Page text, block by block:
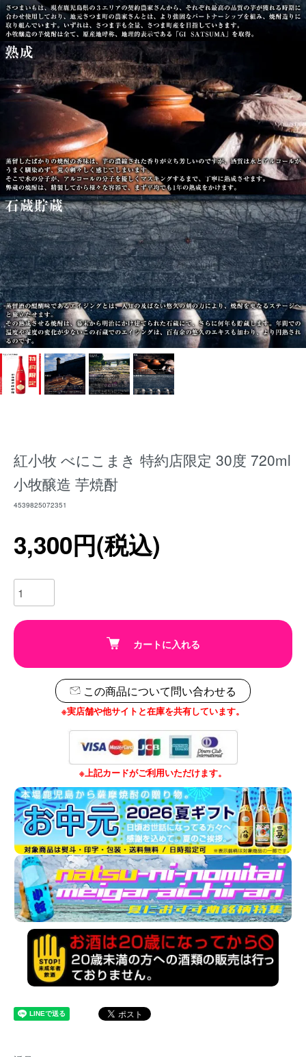
紅小牧 べにこまき 特約店限定 30度 720ml
小牧醸造 芋焼酎
4539825072351
3,300円(税込)
カートに入れる
この商品について問い合わせる
※実店舗や他サイトと在庫を共有しています。
※上記カードがご利用いただけます。